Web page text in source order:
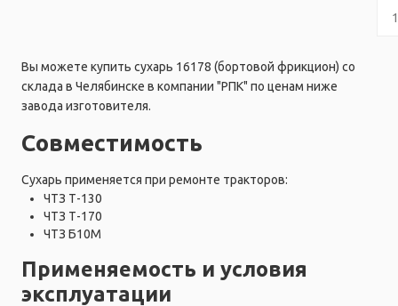
Вы можете купить сухарь 16178 (бортовой фрикцион) со
склада в Челябинске в компании "РПК" по ценам ниже
завода изготовителя.
Совместимость
Сухарь применяется при ремонте тракторов:
ЧТЗ Т-130
ЧТЗ Т-170
ЧТЗ Б10М
Применяемость и условия
эксплуатации